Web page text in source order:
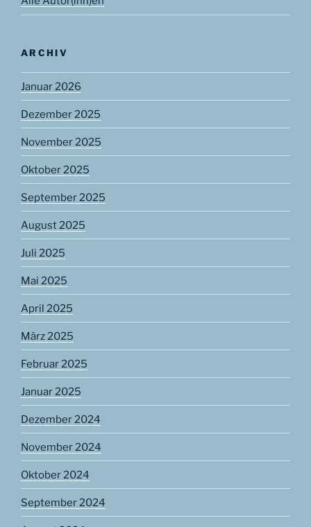
ARCHIV
Januar 2026
Dezember 2025
November 2025
Oktober 2025
September 2025
August 2025
Juli 2025
Mai 2025
April 2025
März 2025
Februar 2025
Januar 2025
Dezember 2024
November 2024
Oktober 2024
September 2024